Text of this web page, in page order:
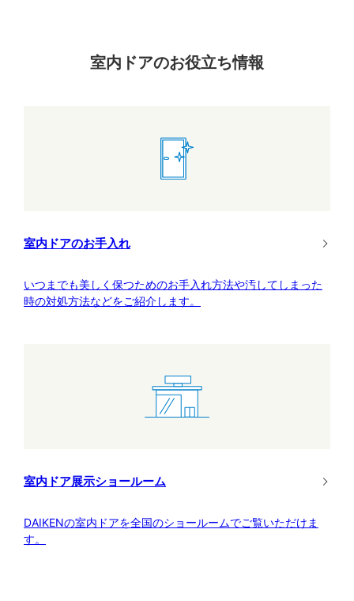
室内ドアのお役立ち情報
室内ドアのお手入れ
いつまでも美しく保つためのお手入れ方法や汚してしまった
時の対処方法などをご紹介します。
室内ドア展示ショールーム
DAIKENの室内ドアを全国のショールームでご覧いただけま
す。